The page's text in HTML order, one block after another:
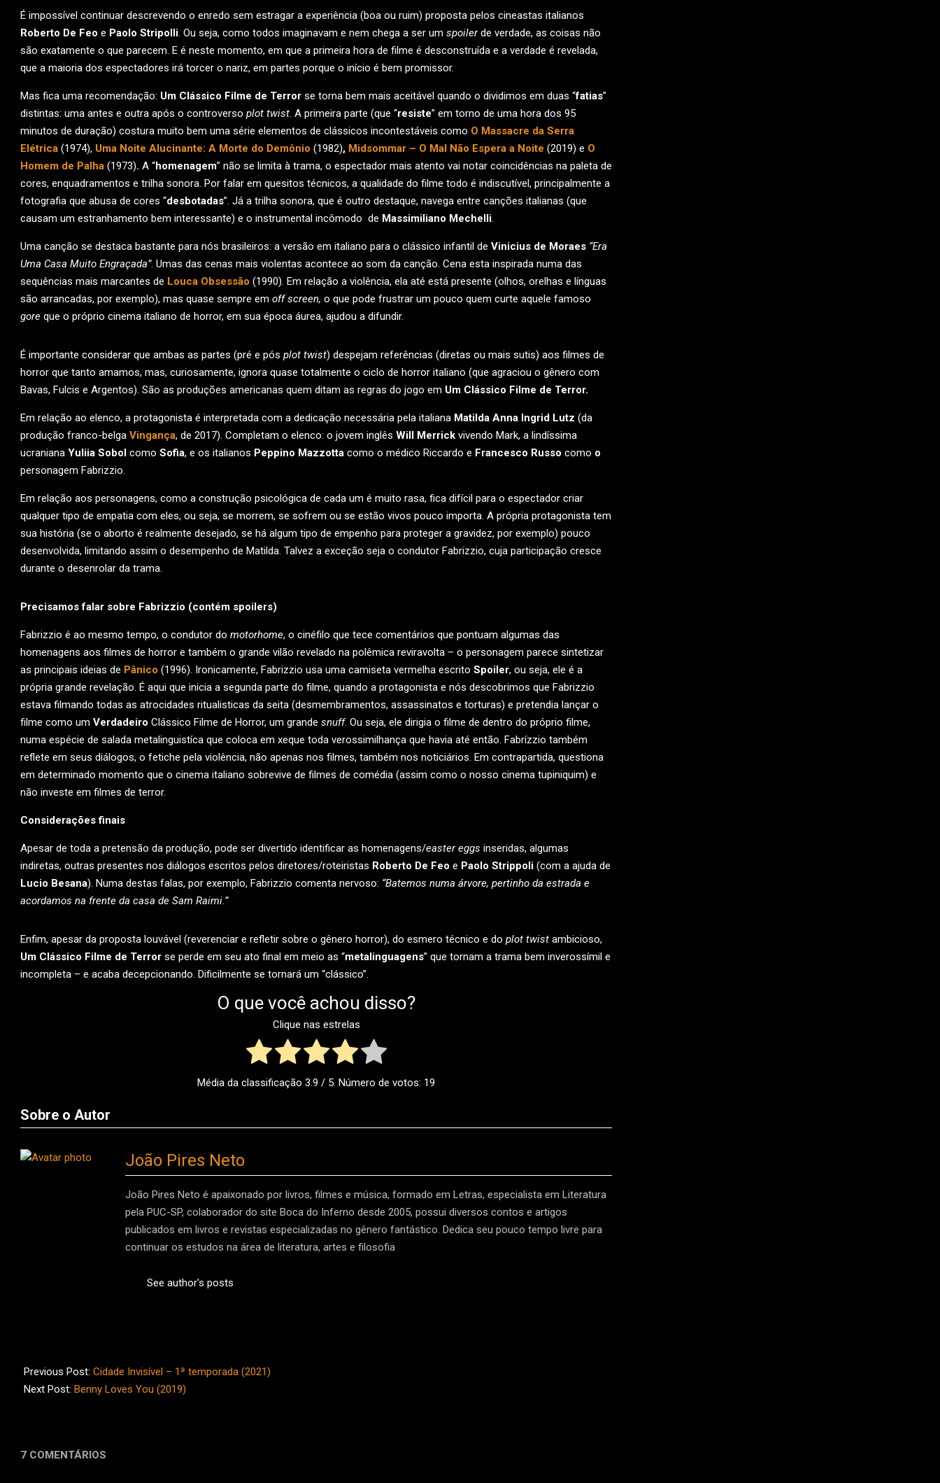
É impossível continuar descrevendo o enredo sem estragar a experiência (boa ou ruim) proposta pelos cineastas italianos
Roberto De Feo e Paolo Stripolli. Ou seja, como todos imaginavam e nem chega a ser um spoilerde verdade, as coisas não
são exatamente o que parecem. E é neste momento, em que a primeira hora de filme é desconstruída e a verdade é revelada,
que a maioria dos espectadores irá torcer o nariz, em partes porque o início é bem promissor.
Mas fica uma recomendação: Um Clássico Filme de Terror se torna bem mais aceitável quando o dividimos em duas “fatias”
distintas: uma antes e outra após o controverso plot twist. A primeira parte (que “resiste” em torno de uma hora dos 95
minutos de duração) costura muito bem uma série elementos de clássicos incontestáveis como O Massacre da Serra
Elétrica (1974), Uma Noite Alucinante: A Morte do Demônio (1982), Midsommar – O Mal Não Espera a Noite (2019) e O
Homem de Palha (1973). A “homenagem” não se limita à trama, o espectador mais atento vai notar coincidências na paleta de
cores, enquadramentos e trilha sonora. Por falar em quesitos técnicos, a qualidade do filme todo é indiscutível, principalmente a
fotografia que abusa de cores “desbotadas”. Já a trilha sonora, que é outro destaque, navega entre canções italianas (que
causam um estranhamento bem interessante) e o instrumental incômodo de Massimiliano Mechelli.
Uma canção se destaca bastante para nós brasileiros: a versão em italiano para o clássico infantil de Vinicius de Moraes “Era
Uma Casa Muito Engraçada”. Umas das cenas mais violentas acontece ao som da canção. Cena esta inspirada numa das
sequências mais marcantes de Louca Obsessão (1990). Em relação a violência, ela até está presente (olhos, orelhas e línguas
são arrancadas, por exemplo), mas quase sempre em off screen, o que pode frustrar um pouco quem curte aquele famoso
gore que o próprio cinema italiano de horror, em sua época áurea, ajudou a difundir.
É importante considerar que ambas as partes (pré e pós plot twist) despejam referências (diretas ou mais sutis) aos filmes de
horror que tanto amamos, mas, curiosamente, ignora quase totalmente o ciclo de horror italiano (que agraciou o gênero com
Bavas, Fulcis e Argentos). São as produções americanas quem ditam as regras do jogo em Um Clássico Filme de Terror.
Em relação ao elenco, a protagonista é interpretada com a dedicação necessária pela italiana Matilda Anna Ingrid Lutz (da
produção franco-belga Vingança, de 2017). Completam o elenco: o jovem inglês Will Merrick vivendo Mark, a lindíssima
ucraniana Yuliia Sobol como Sofia, e os italianos Peppino Mazzotta como o médico Riccardo e Francesco Russo como o
personagem Fabrizzio.
Em relação aos personagens, como a construção psicológica de cada um é muito rasa, fica difícil para o espectador criar
qualquer tipo de empatia com eles, ou seja, se morrem, se sofrem ou se estão vivos pouco importa. A própria protagonista tem
sua história (se o aborto é realmente desejado, se há algum tipo de empenho para proteger a gravidez, por exemplo) pouco
desenvolvida, limitando assim o desempenho de Matilda. Talvez a exceção seja o condutor Fabrizzio, cuja participação cresce
durante o desenrolar da trama.
Precisamos falar sobre Fabrizzio (contém spoilers)
Fabrizzio é ao mesmo tempo, o condutor do motorhome, o cinéfilo que tece comentários que pontuam algumas das
homenagens aos filmes de horror e também o grande vilão revelado na polêmica reviravolta – o personagem parece sintetizar
as principais ideias de Pânico (1996). Ironicamente, Fabrizzio usa uma camiseta vermelha escrito Spoiler, ou seja, ele é a
própria grande revelação. É aqui que inicia a segunda parte do filme, quando a protagonista e nós descobrimos que Fabrizzio
estava filmando todas as atrocidades ritualisticas da seita (desmembramentos, assassinatos e torturas) e pretendia lançar o
filme como um Verdadeiro Clássico Filme de Horror, um grande snuff. Ou seja, ele dirigia o filme de dentro do próprio filme,
numa espécie de salada metalinguistíca que coloca em xeque toda verossimilhança que havia até então. Fabrízzio também
reflete em seus diálogos, o fetiche pela violência, não apenas nos filmes, também nos noticiários. Em contrapartida, questiona
em determinado momento que o cinema italiano sobrevive de filmes de comédia (assim como o nosso cinema tupiniquim) e
não investe em filmes de terror.
Considerações finais
Apesar de toda a pretensão da produção, pode ser divertido identificar as homenagens/easter eggs inseridas, algumas
indiretas, outras presentes nos diálogos escritos pelos diretores/roteiristas Roberto De Feo e Paolo Strippoli (com a ajuda de
Lucio Besana). Numa destas falas, por exemplo, Fabrizzio comenta nervoso: “Batemos numa árvore, pertinho da estrada e
acordamos na frente da casa de Sam Raimi.”
Enfim, apesar da proposta louvável (reverenciar e refletir sobre o gênero horror), do esmero técnico e do plot twist ambicioso,
Um Clássico Filme de Terror se perde em seu ato final em meio as “metalinguagens” que tornam a trama bem inverossímil e
incompleta – e acaba decepcionando. Dificilmente se tornará um “clássico”.
O que você achou disso?
Clique nas estrelas
Média da classificação 3.9 / 5. Número de votos: 19
Sobre o Autor
João Pires Neto
João Pires Neto é apaixonado por livros, filmes e música, formado em Letras, especialista em Literatura
pela PUC-SP, colaborador do site Boca do Inferno desde 2005, possui diversos contos e artigos
publicados em livros e revistas especializadas no gênero fantástico. Dedica seu pouco tempo livre para
continuar os estudos na área de literatura, artes e filosofia
See author's posts
07-
29
Previous Post: Cidade Invisível – 1ª temporada (2021)
Next Post: Benny Loves You (2019)
7 COMENTÁRIOS